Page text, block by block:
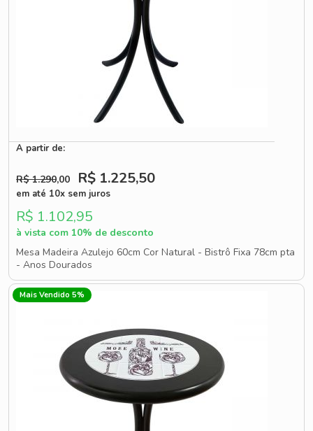
A partir de:
R$ 1.290,00 R$ 1.225,50
em até 10x sem juros
R$ 1.102,95
à vista com 10% de desconto
Mesa Madeira Azulejo 60cm Cor Natural - Bistrô Fixa 78cm pta
- Anos Dourados
Mais Vendido 5%